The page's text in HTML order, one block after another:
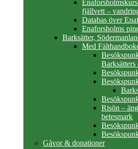
fjällvett –
Databas över
Enaforsholms
Barksätter,
Med
Barksätters
Risön –
betesmark
Gåvor & donationer